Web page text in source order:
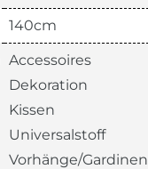
140cm
Accessoires
Dekoration
Kissen
Universalstoff
Vorhänge/Gardinen